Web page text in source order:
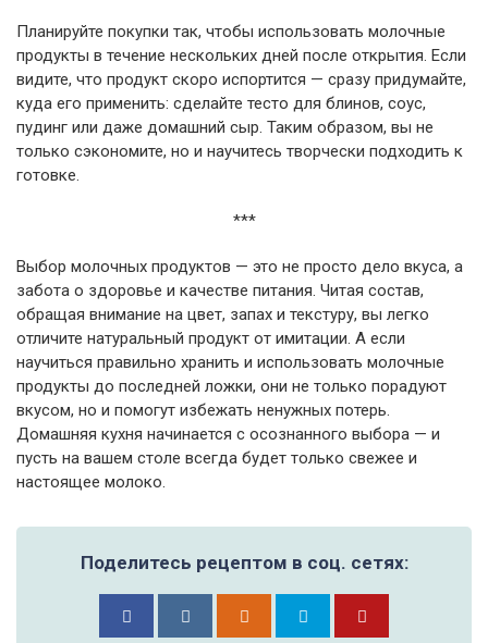
Планируйте покупки так, чтобы использовать молочные
продукты в течение нескольких дней после открытия. Если
видите, что продукт скоро испортится — сразу придумайте,
куда его применить: сделайте тесто для блинов, соус,
пудинг или даже домашний сыр. Таким образом, вы не
только сэкономите, но и научитесь творчески подходить к
готовке.
***
Выбор молочных продуктов — это не просто дело вкуса, а
забота о здоровье и качестве питания. Читая состав,
обращая внимание на цвет, запах и текстуру, вы легко
отличите натуральный продукт от имитации. А если
научиться правильно хранить и использовать молочные
продукты до последней ложки, они не только порадуют
вкусом, но и помогут избежать ненужных потерь.
Домашняя кухня начинается с осознанного выбора — и
пусть на вашем столе всегда будет только свежее и
настоящее молоко.
Поделитесь рецептом в соц. сетях: